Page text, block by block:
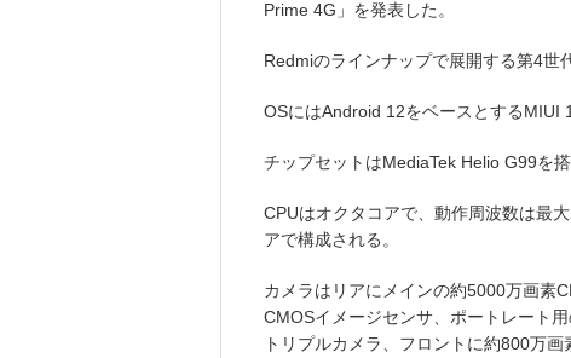
Prime 4G」を発表した。
Redmiのラインナップで展開する第4世
OSにはAndroid 12をベースとするMIUI
チップセットはMediaTek Helio G99を搭
CPUはオクタコアで、動作周波数は最
アで構成される。
カメラはリアにメインの約5000万画素
CMOSイメージセンサ、ポートレート
トリプルカメラ、フロントに約800万画